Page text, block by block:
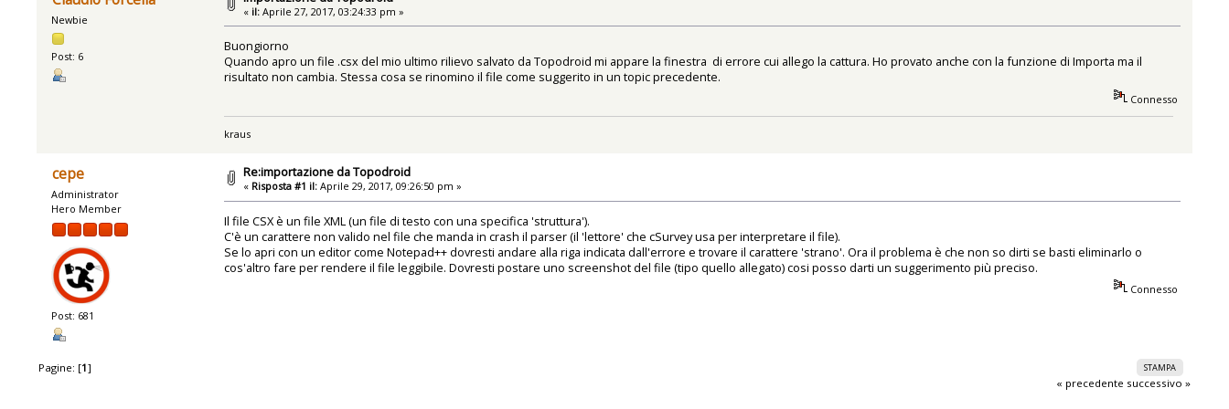
Newbie
Post: 6
« il: Aprile 27, 2017, 03:24:33 pm »
Buongiorno
Quando apro un file .csx del mio ultimo rilievo salvato da Topodroid mi appare la finestra di errore cui allego la cattura. Ho provato anche con la funzione di Importa ma il
risultato non cambia. Stessa cosa se rinomino il file come suggerito in un topic precedente.
Connesso
kraus
cepe
Administrator
Hero Member
Post: 681
Re:importazione da Topodroid
« Risposta #1 il: Aprile 29, 2017, 09:26:50 pm »
Il file CSX è un file XML (un file di testo con una specifica 'struttura').
C'è un carattere non valido nel file che manda in crash il parser (il 'lettore' che cSurvey usa per interpretare il file).
Se lo apri con un editor come Notepad++ dovresti andare alla riga indicata dall'errore e trovare il carattere 'strano'. Ora il problema è che non so dirti se basti eliminarlo o
cos'altro fare per rendere il file leggibile. Dovresti postare uno screenshot del file (tipo quello allegato) cosi posso darti un suggerimento più preciso.
Connesso
STAMPA
Pagine: [1]
« precedente successivo »